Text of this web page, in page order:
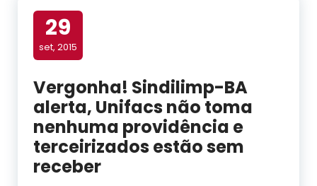
29
set, 2015
Vergonha! Sindilimp-BA
alerta, Unifacs não toma
nenhuma providência e
terceirizados estão sem
receber